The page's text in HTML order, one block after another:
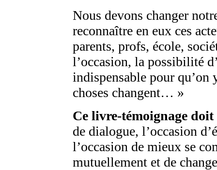
Nous devons changer
reconnaître en eux ces
parents, profs, école,
l’occasion, la possibilité
indispensable pour qu’on
choses changent… »
Ce livre-témoignage
de dialogue, l’occasion
l’occasion de mieux se
mutuellement et de